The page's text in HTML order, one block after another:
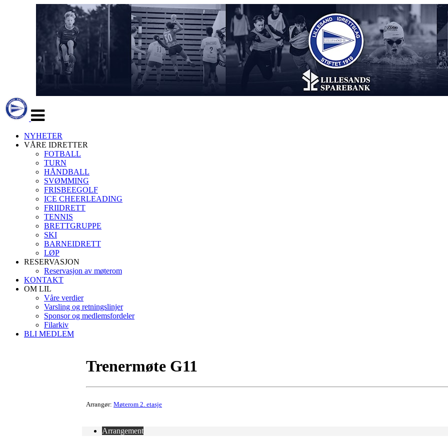
navigasjon
NYHETER
VÅRE IDRETTER
FOTBALL
TURN
HÅNDBALL
SVØMMING
FRISBEEGOLF
ICE CHEERLEADING
FRIIDRETT
TENNIS
BRETTGRUPPE
SKI
BARNEIDRETT
LØP
RESERVASJON
Reservasjon av møterom
KONTAKT
OM LIL
Våre verdier
Varsling og retningslinjer
Sponsor og medlemsfordeler
Filarkiv
BLI MEDLEM
Trenermøte G11
Arrangør: Møterom 2. etasje
Arrangement